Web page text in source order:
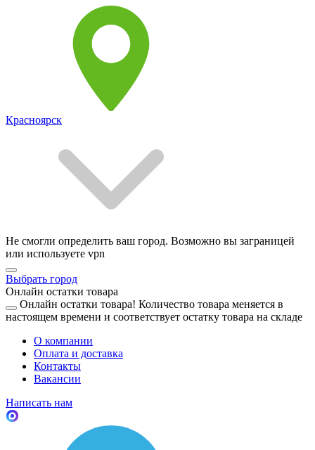
Красноярск
Не смогли определить ваш город. Возможно вы заграницей
или используете vpn
Выбрать город
Онлайн остатки товара
Онлайн остатки товара! Количество товара меняется в
настоящем времени и соответствует остатку товара на складе
О компании
Оплата и доставка
Контакты
Вакансии
Написать нам